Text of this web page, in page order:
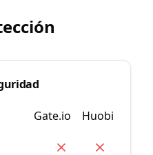
Gate.io Huobi